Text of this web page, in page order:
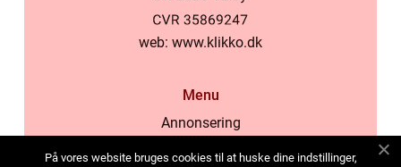
web: www.klikko.dk
Menu
Annonsering
På vores website bruges cookies til at huske dine indstillinger,